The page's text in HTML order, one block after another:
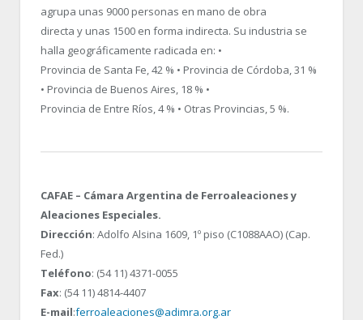
agrupa unas 9000 personas en mano de obra
directa y unas 1500 en forma indirecta. Su industria se
halla geográficamente radicada en: •
Provincia de Santa Fe, 42 % • Provincia de Córdoba, 31 %
• Provincia de Buenos Aires, 18 % •
Provincia de Entre Ríos, 4 % • Otras Provincias, 5 %.
CAFAE – Cámara Argentina de Ferroaleaciones y
Aleaciones Especiales.
Dirección: Adolfo Alsina 1609, 1º piso (C1088AAO) (Cap.
Fed.)
Teléfono: (54 11) 4371-0055
Fax: (54 11) 4814-4407
E-mail:ferroaleaciones@adimra.org.ar